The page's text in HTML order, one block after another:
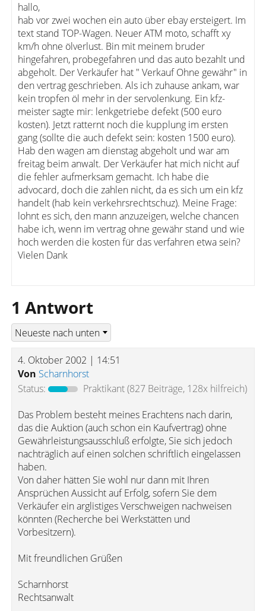
hallo,
hab vor zwei wochen ein auto über ebay ersteigert. Im
text stand TOP-Wagen. Neuer ATM moto, schafft xy
km/h ohne ölverlust. Bin mit meinem bruder
hingefahren, probegefahren und das auto bezahlt und
abgeholt. Der Verkäufer hat " Verkauf Ohne gewähr" in
den vertrag geschrieben. Als ich zuhause ankam, war
kein tropfen öl mehr in der servolenkung. Ein kfz-
meister sagte mir: lenkgetriebe defekt (500 euro
kosten). Jetzt ratternt noch die kupplung im ersten
gang (sollte die auch defekt sein: kosten 1500 euro).
Hab den wagen am dienstag abgeholt und war am
freitag beim anwalt. Der Verkäufer hat mich nicht auf
die fehler aufmerksam gemacht. Ich habe die
advocard, doch die zahlen nicht, da es sich um ein kfz
handelt (hab kein verkehrsrechtschuz). Meine Frage:
lohnt es sich, den mann anzuzeigen, welche chancen
habe ich, wenn im vertrag ohne gewähr stand und wie
hoch werden die kosten für das verfahren etwa sein?
Vielen Dank
1 Antwort
4. Oktober 2002 | 14:51
Von Scharnhorst
Status:
Praktikant(827 Beiträge, 128x hilfreich)
Das Problem besteht meines Erachtens nach darin,
das die Auktion (auch schon ein Kaufvertrag) ohne
Gewährleistungsausschluß erfolgte, Sie sich jedoch
nachträglich auf einen solchen schriftlich eingelassen
haben.
Von daher hätten Sie wohl nur dann mit Ihren
Ansprüchen Aussicht auf Erfolg, sofern Sie dem
Verkäufer ein arglistiges Verschweigen nachweisen
könnten (Recherche bei Werkstätten und
Vorbesitzern).
Mit freundlichen Grüßen
Scharnhorst
Rechtsanwalt